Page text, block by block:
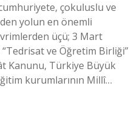
çokuluslu ve
yolun en önemli
üçü; 3 Mart
“Tedrisat ve Öğretim Birliği”
Kanunu, Türkiye Büyük
kurumlarının Millî…